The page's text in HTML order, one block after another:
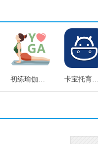
初练瑜伽正版 卡宝托育最新免费版